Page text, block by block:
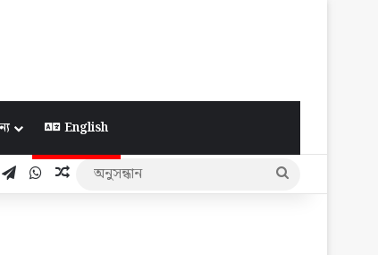
English
YouTubeTelegramWhatsApp
Random Article